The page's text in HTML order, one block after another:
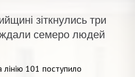
зіткнулись три
семеро людей
101 поступило